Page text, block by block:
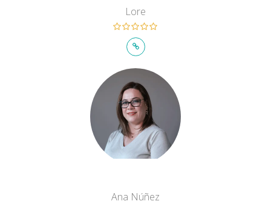
Lore
Ana Núñez